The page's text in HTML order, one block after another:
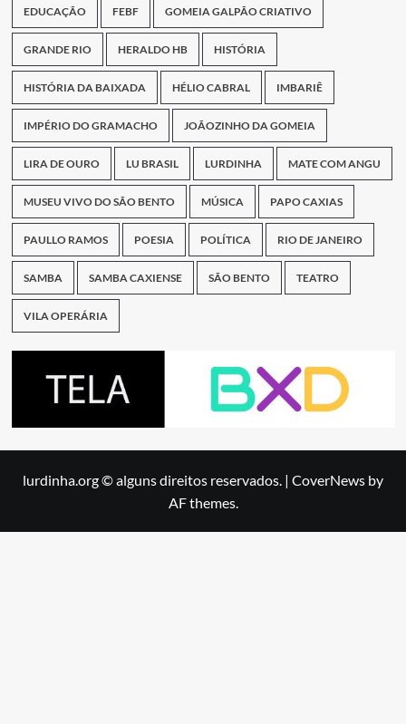
EDUCAÇÃO FEBF GOMEIA GALPÃO CRIATIVO
GRANDE RIO HERALDO HB HISTÓRIA
HISTÓRIA DA BAIXADA HÉLIO CABRAL IMBARIÊ
IMPÉRIO DO GRAMACHO JOÃOZINHO DA GOMEIA
LIRA DE OURO LU BRASIL LURDINHA MATE COM ANGU
MUSEU VIVO DO SÃO BENTO MÚSICA PAPO CAXIAS
PAULLO RAMOS POESIA POLÍTICA RIO DE JANEIRO
SAMBA SAMBA CAXIENSE SÃO BENTO TEATRO
VILA OPERÁRIA
lurdinha.org © alguns direitos reservados. | CoverNews by
AF themes.